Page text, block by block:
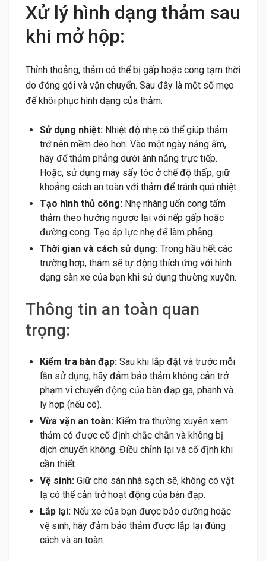
Xử lý hình dạng thảm sau
khi mở hộp:
Thỉnh thoảng, thảm có thể bị gấp hoặc cong tạm thời
do đóng gói và vận chuyển. Sau đây là một số mẹo
để khôi phục hình dạng của thảm:
Sử dụng nhiệt: Nhiệt độ nhẹ có thể giúp thảm
trở nên mềm dẻo hơn. Vào một ngày nắng ấm,
hãy để thảm phẳng dưới ánh nắng trực tiếp.
Hoặc, sử dụng máy sấy tóc ở chế độ thấp, giữ
khoảng cách an toàn với thảm để tránh quá nhiệt.
Tạo hình thủ công: Nhẹ nhàng uốn cong tấm
thảm theo hướng ngược lại với nếp gấp hoặc
đường cong. Tạo áp lực nhẹ để làm phẳng.
Thời gian và cách sử dụng: Trong hầu hết các
trường hợp, thảm sẽ tự động thích ứng với hình
dạng sàn xe của bạn khi sử dụng thường xuyên.
Thông tin an toàn quan
trọng:
Kiểm tra bàn đạp: Sau khi lắp đặt và trước mỗi
lần sử dụng, hãy đảm bảo thảm không cản trở
phạm vi chuyển động của bàn đạp ga, phanh và
ly hợp (nếu có).
Vừa vặn an toàn: Kiểm tra thường xuyên xem
thảm có được cố định chắc chắn và không bị
dịch chuyển không. Điều chỉnh lại và cố định khi
cần thiết.
Vệ sinh: Giữ cho sàn nhà sạch sẽ, không có vật
lạ có thể cản trở hoạt động của bàn đạp.
Lắp lại: Nếu xe của bạn được bảo dưỡng hoặc
vệ sinh, hãy đảm bảo thảm được lắp lại đúng
cách và an toàn.